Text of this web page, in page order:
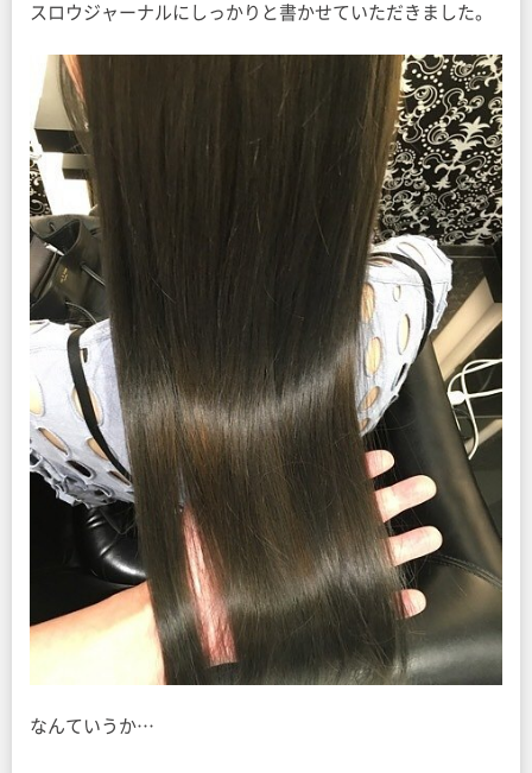
スロウジャーナルにしっかりと書かせていただきました。
なんていうか…